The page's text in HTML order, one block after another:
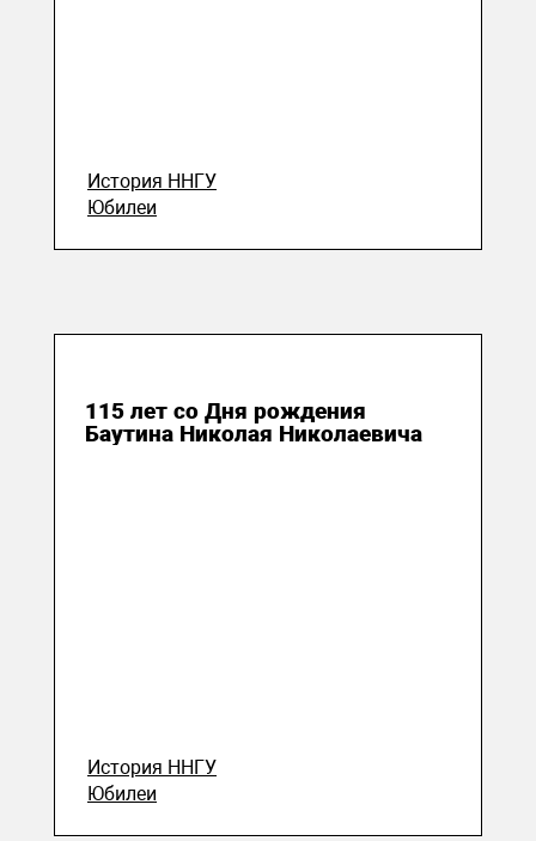
История ННГУ
Юбилеи
115 лет со Дня рождения
Баутина Николая Николаевича
История ННГУ
Юбилеи